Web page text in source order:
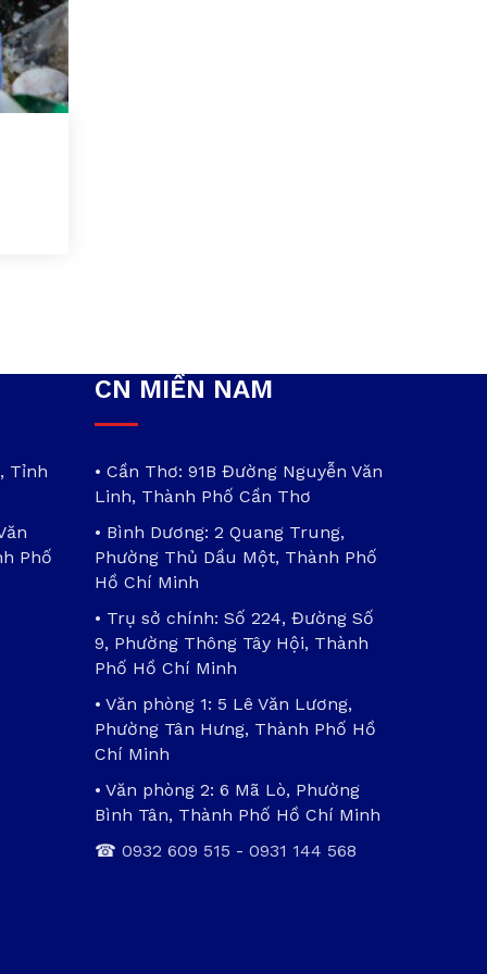
Tỉnh
Phố
CN MIỀN NAM
• Cần Thơ: 91B Đường Nguyễn Văn
Linh, Thành Phố Cần Thơ
• Bình Dương: 2 Quang Trung,
Phường Thủ Dầu Một, Thành Phố
Hồ Chí Minh
• Trụ sở chính: Số 224, Đường Số
9, Phường Thông Tây Hội, Thành
Phố Hồ Chí Minh
• Văn phòng 1: 5 Lê Văn Lương,
Phường Tân Hưng, Thành Phố Hồ
Chí Minh
• Văn phòng 2: 6 Mã Lò, Phường
Bình Tân, Thành Phố Hồ Chí Minh
☎ 0932 609 515 - 0931 144 568